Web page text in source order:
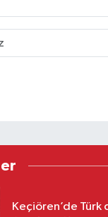
Keçiören’de Türk